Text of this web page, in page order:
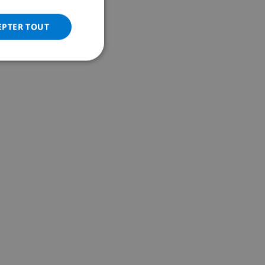
DANISH
TOUT